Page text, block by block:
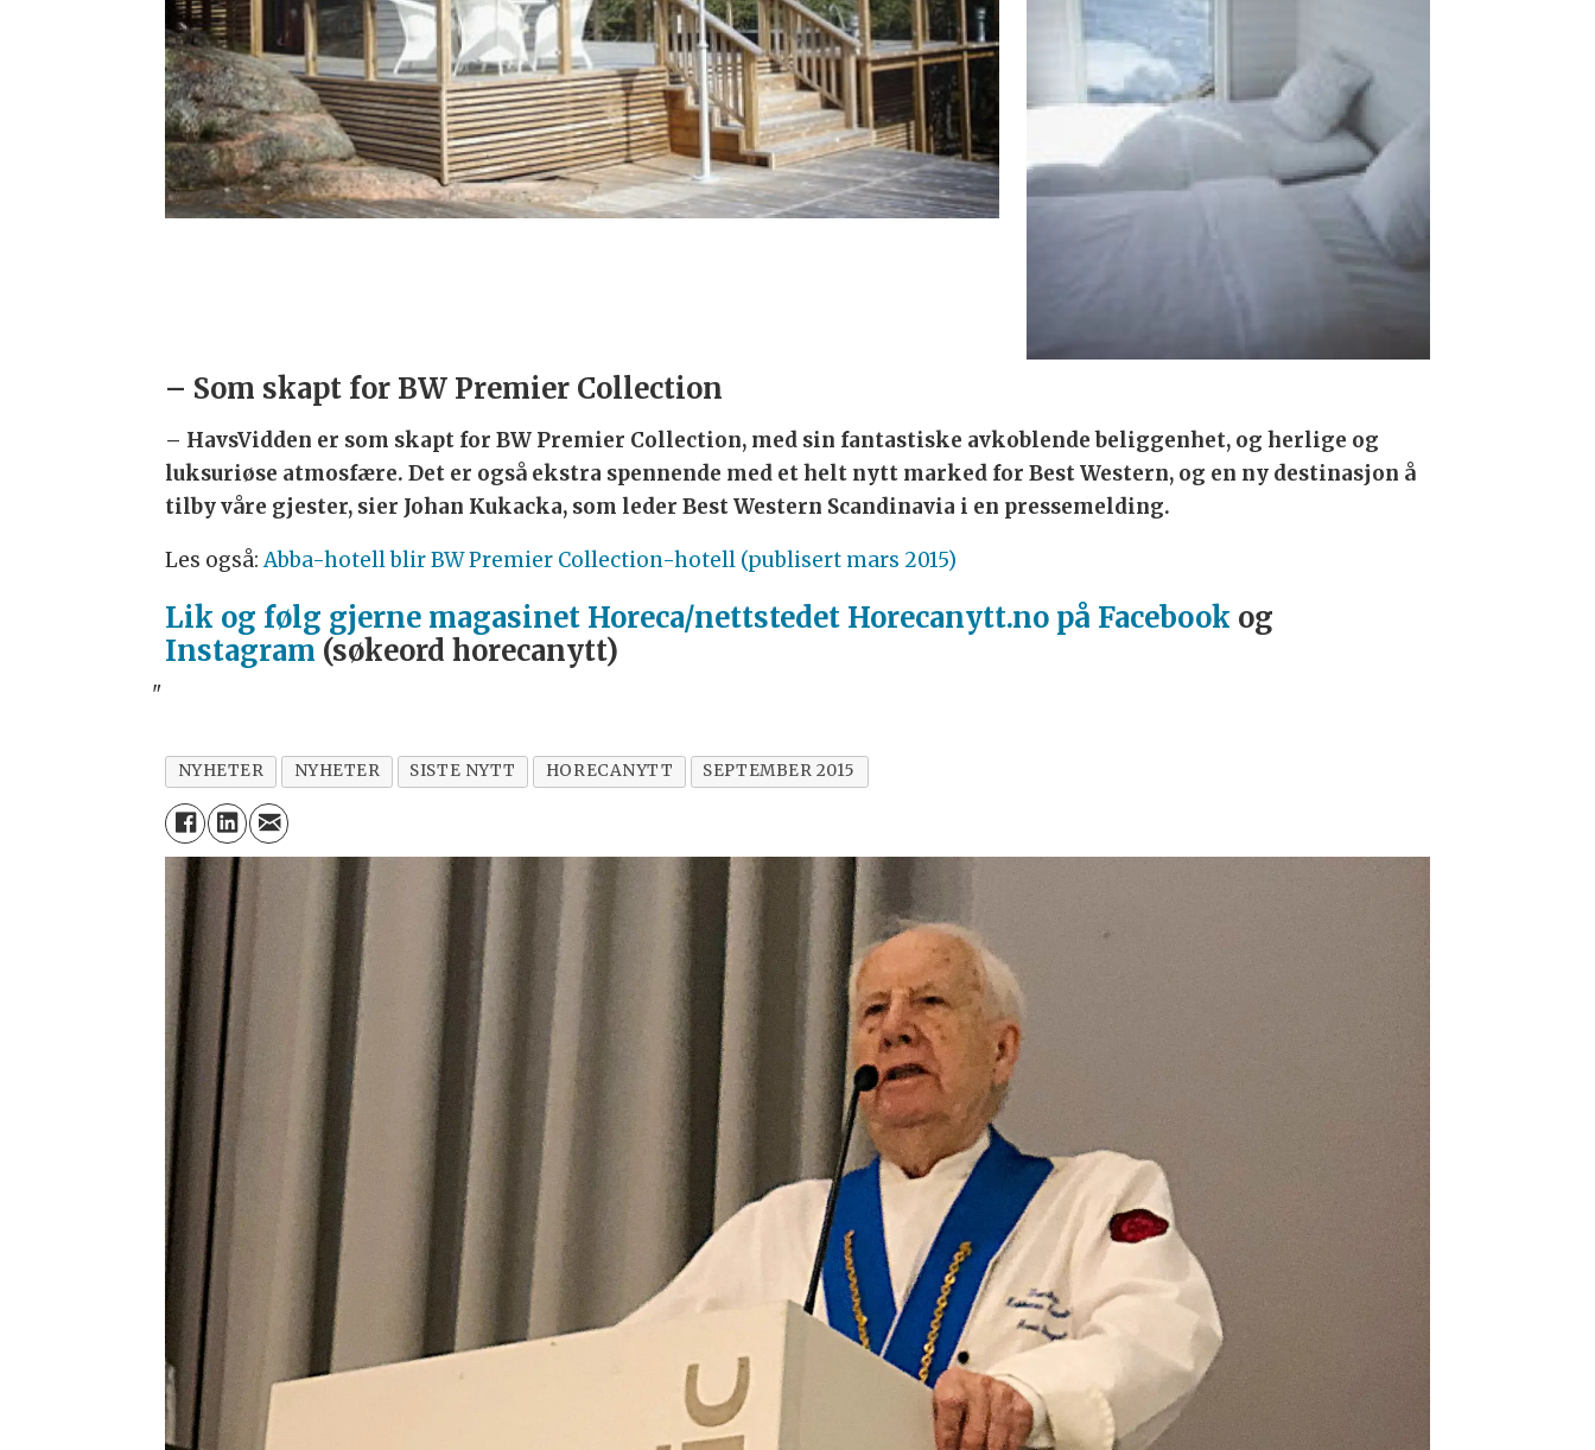
– Som skapt for BW Premier Collection
– HavsVidden er som skapt for BW Premier Collection, med sin fantastiske avkoblende beliggenhet, og herlige og
luksuriøse atmosfære. Det er også ekstra spennende med et helt nytt marked for Best Western, og en ny destinasjon å
tilby våre gjester, sier Johan Kukacka, som leder Best Western Scandinavia i en pressemelding.
Les også:Abba-hotell blir BW Premier Collection-hotell (publisert mars 2015)
Lik og følg gjerne magasinet Horeca/nettstedet Horecanytt.no på Facebook og
Instagram (søkeord horecanytt)
"
NYHETER NYHETER SISTE NYTT HORECANYTT SEPTEMBER 2015